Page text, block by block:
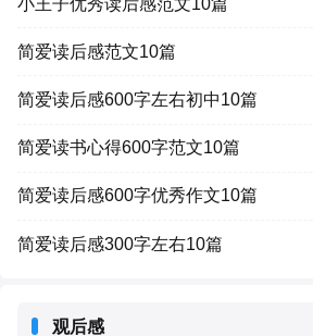
简爱读后感范文10篇
简爱读后感600字左右初中10篇
简爱读书心得600字范文10篇
简爱读后感600字优秀作文10篇
简爱读后感300字左右10篇
观后感